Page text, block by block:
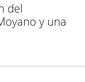
del
y una